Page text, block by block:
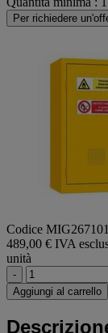
Per richiedere
Codice
489,00 € IVA
unità
-
Aggiungi al carrello